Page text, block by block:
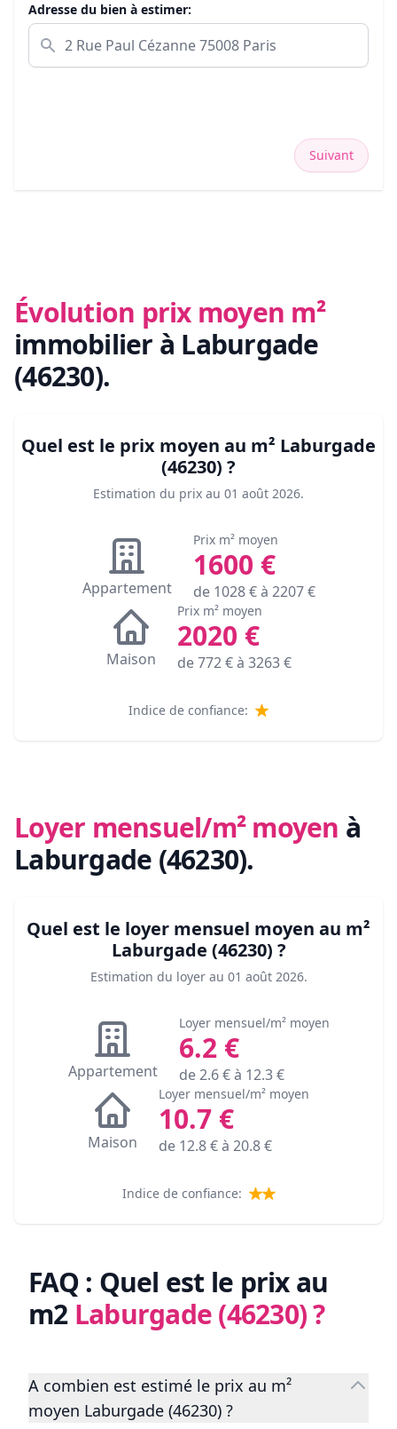
Adresse du bien à estimer:
Suivant
Évolution prix moyen m²
immobilier à Laburgade
(46230).
Quel est le prix moyen au m² Laburgade
(46230) ?
Estimation du prix au 01 août 2026.
Appartement
Prix m² moyen
1600 €
de 1028€ à 2207€
Maison
Prix m² moyen
2020 €
de772€ à 3263€
Indice de confiance:
Loyer mensuel/m² moyen à
Laburgade (46230).
Quel est le loyer mensuel moyen au m²
Laburgade (46230) ?
Estimation du loyer au 01 août 2026.
Appartement
Loyer mensuel/m² moyen
6.2€
de2.6€ à 12.3€
Maison
Loyer mensuel/m² moyen
10.7 €
de 12.8€ à 20.8€
Indice de confiance:
FAQ : Quel est le prix au
m2 Laburgade (46230)?
A combien est estimé le prix au m²
moyen Laburgade (46230) ?